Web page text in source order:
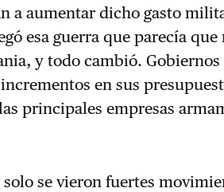
a aumentar dicho gasto
esa guerra que parecía que
y todo cambió. Gobiernos
en sus
principales empresas
solo se vieron fuertes